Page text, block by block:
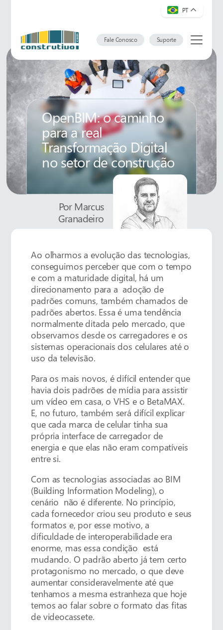
PT
Fale Conosco Suporte
OpenBIM: o caminho
para a real
Transformação Digital
no setor de construção
Por Marcus
Granadeiro
Ao olharmos a evolução das tecnologias,
conseguimos perceber que com o tempo
e com a maturidade digital, há um
direcionamento para a adoção de
padrões comuns, também chamados de
padrões abertos. Essa é uma tendência
normalmente ditada pelo mercado, que
observamos desde os carregadores e os
sistemas operacionais dos celulares até o
uso da televisão.
Para os mais novos, é difícil entender que
havia dois padrões de mídia para assistir
um vídeo em casa, o VHS e o BetaMAX.
E, no futuro, também será difícil explicar
que cada marca de celular tinha sua
própria interface de carregador de
energia e que elas não eram compatíveis
entre si.
Com as tecnologias associadas ao BIM
(Building Information Modeling), o
cenário não é diferente. No princípio,
cada fornecedor criou seu produto e seus
formatos e, por esse motivo, a
dificuldade de interoperabilidade era
enorme, mas essa condição está
mudando. O padrão aberto já tem certo
protagonismo no mercado, o que deve
aumentar consideravelmente até que
tenhamos a mesma estranheza que hoje
temos ao falar sobre o formato das fitas
de videocassete.